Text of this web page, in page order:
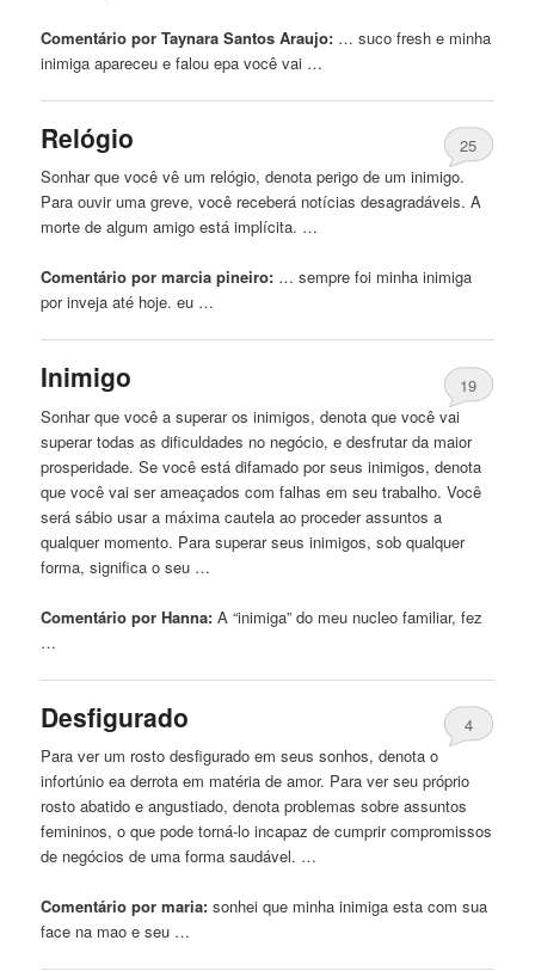
Comentário por Taynara Santos Araujo: … suco fresh e minha
inimiga apareceu e falou epa você vai …
Relógio
25
Sonhar que você vê um relógio, denota perigo de um inimigo.
Para ouvir uma greve, você receberá notícias desagradáveis. A
morte de algum amigo está implícita. …
Comentário por marcia pineiro: … sempre foi minhainimiga
por inveja até hoje. eu …
Inimigo
19
Sonhar que você a superar os inimigos, denota que você vai
superar todas as dificuldades no negócio, e desfrutar da maior
prosperidade. Se você está difamado por seus inimigos, denota
que você vai ser ameaçados com falhas em seu trabalho. Você
será sábio usar a máxima cautela ao proceder assuntos a
qualquer momento. Para superar seus inimigos, sob qualquer
forma, significa o seu …
Comentário por Hanna: A “inimiga” do meu nucleo familiar, fez
…
Desfigurado
4
Para ver um rosto desfigurado em seus sonhos, denota o
infortúnio ea derrota em matéria de amor. Para ver seu próprio
rosto abatido e angustiado, denota problemas sobre assuntos
femininos, o que pode torná-lo incapaz de cumprir compromissos
de negócios de uma forma saudável. …
Comentário por maria: sonhei que minhainimiga esta com sua
face na mao e seu …